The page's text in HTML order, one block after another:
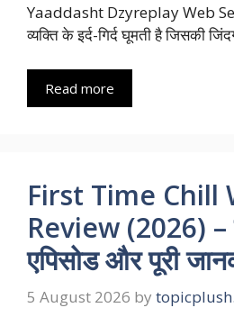
Yaaddasht Dzyreplay Web
व्यक्ति के इर्द-गिर्द घूमती है जिसकी
Read more
First Time Chill
Review (2026) –
एपिसोड और पूरी
5 August 2026 by